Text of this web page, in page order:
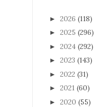
► 2026 (118)
► 2025 (296)
► 2024 (292)
► 2023 (143)
► 2022 (31)
► 2021 (60)
► 2020 (55)